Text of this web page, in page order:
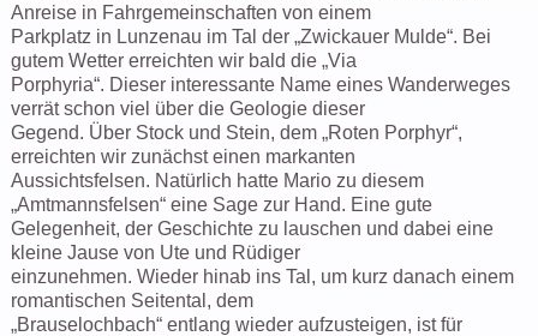
Anreise in Fahrgemeinschaften von einem
Parkplatz in Lunzenau im Tal der „Zwickauer Mulde“. Bei
gutem Wetter erreichten wir bald die „Via
Porphyria“. Dieser interessante Name eines Wanderweges
verrät schon viel über die Geologie dieser
Gegend. Über Stock und Stein, dem „Roten Porphyr“,
erreichten wir zunächst einen markanten
Aussichtsfelsen. Natürlich hatte Mario zu diesem
„Amtmannsfelsen“ eine Sage zur Hand. Eine gute
Gelegenheit, der Geschichte zu lauschen und dabei eine
kleine Jause von Ute und Rüdiger
einzunehmen. Wieder hinab ins Tal, um kurz danach einem
romantischen Seitental, dem
„Brauselochbach“ entlang wieder aufzusteigen, ist für